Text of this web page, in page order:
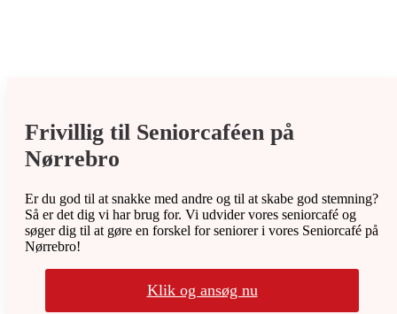
Frivillig til Seniorcaféen på
Nørrebro
Er du god til at snakke med andre og til at skabe god stemning?
Så er det dig vi har brug for. Vi udvider vores seniorcafé og
søger dig til at gøre en forskel for seniorer i vores Seniorcafé på
Nørrebro!
Klik og ansøg nu
Hver onsdag mødes inviterer vi seniorer til Seniorcafé i vores